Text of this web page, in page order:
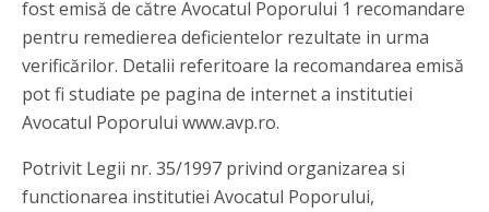
fost emisă de către Avocatul Poporului 1 recomandare
pentru remedierea deficientelor rezultate in urma
verificărilor. Detalii referitoare la recomandarea emisă
pot fi studiate pe pagina de internet a institutiei
Avocatul Poporului www.avp.ro.
Potrivit Legii nr. 35/1997 privind organizarea si
functionarea institutiei Avocatul Poporului,